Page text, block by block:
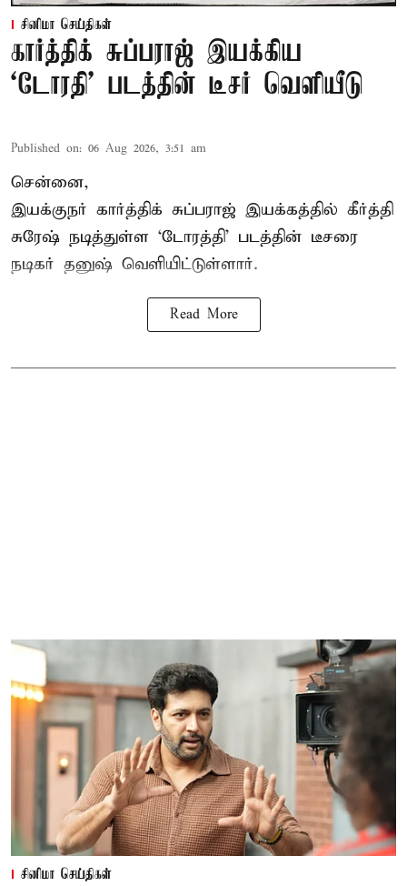
சினிமா செய்திகள்
கார்த்திக் சுப்பராஜ் இயக்கிய
`டோரதி' படத்தின் டீசர் வெளியீடு
Published on: 06 Aug 2026, 3:51 am
சென்னை,
இயக்குநர் கார்த்திக் சுப்பராஜ் இயக்கத்தில் கீர்த்தி
சுரேஷ் நடித்துள்ள `டோரத்தி' படத்தின் டீசரை
நடிகர் தனுஷ் வெளியிட்டுள்ளார்.
Read More
சினிமா செய்திகள்